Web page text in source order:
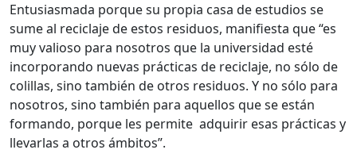
Entusiasmada porque su propia casa de estudios se
sume al reciclaje de estos residuos, manifiesta que “es
muy valioso para nosotros que la universidad esté
incorporando nuevas prácticas de reciclaje, no sólo de
colillas, sino también de otros residuos. Y no sólo para
nosotros, sino también para aquellos que se están
formando, porque les permite adquirir esas prácticas y
llevarlas a otros ámbitos”.